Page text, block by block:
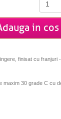
in cos
finisat cu franjuri
maxim 30 grade C cu